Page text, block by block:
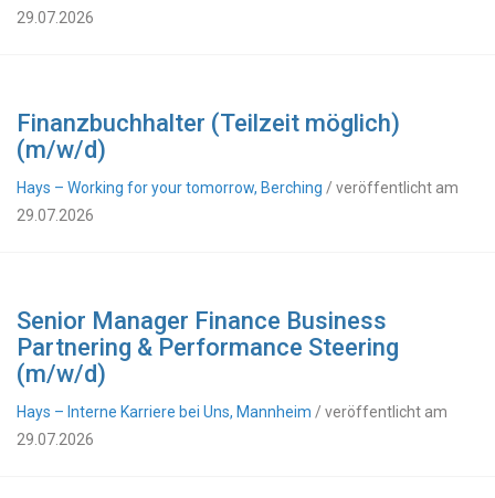
29.07.2026
Finanzbuchhalter (Teilzeit möglich)
(m/w/d)
Hays – Working for your tomorrow, Berching / veröffentlicht am
29.07.2026
Senior Manager Finance Business
Partnering & Performance Steering
(m/w/d)
Hays – Interne Karriere bei Uns, Mannheim / veröffentlicht am
29.07.2026